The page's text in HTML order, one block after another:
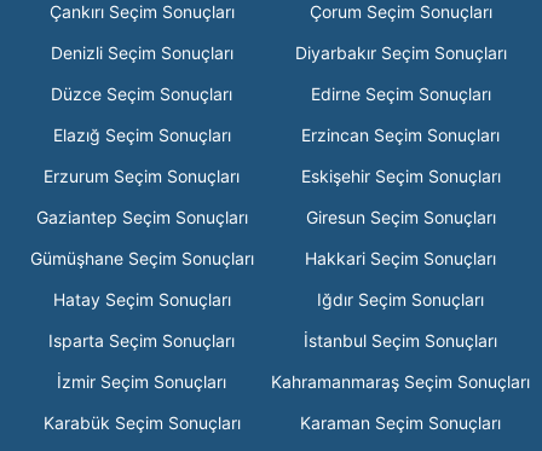
Çankırı Seçim Sonuçları
Çorum Seçim Sonuçları
Denizli Seçim Sonuçları
Diyarbakır Seçim Sonuçları
Düzce Seçim Sonuçları
Edirne Seçim Sonuçları
Elazığ Seçim Sonuçları
Erzincan Seçim Sonuçları
Erzurum Seçim Sonuçları
Eskişehir Seçim Sonuçları
Gaziantep Seçim Sonuçları
Giresun Seçim Sonuçları
Gümüşhane Seçim Sonuçları
Hakkari Seçim Sonuçları
Hatay Seçim Sonuçları
Iğdır Seçim Sonuçları
Isparta Seçim Sonuçları
İstanbul Seçim Sonuçları
İzmir Seçim Sonuçları
Kahramanmaraş Seçim Sonuçları
Karabük Seçim Sonuçları
Karaman Seçim Sonuçları